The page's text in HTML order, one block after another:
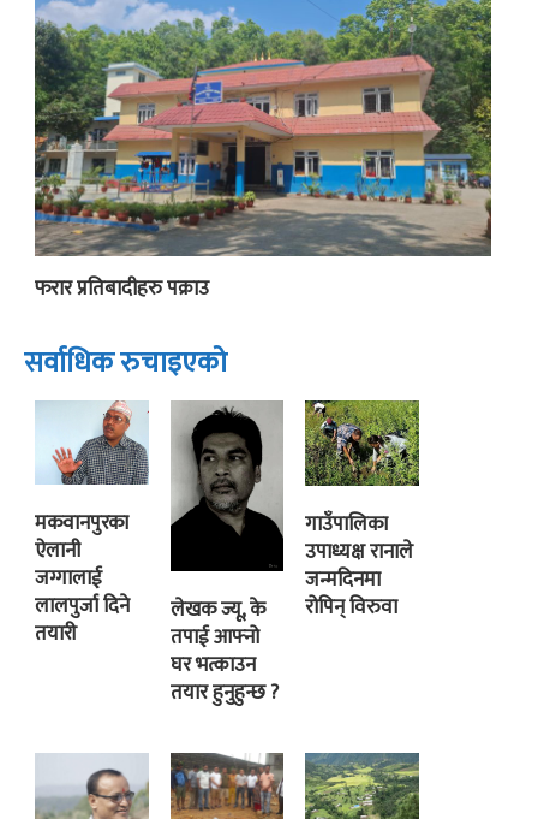
फरार प्रतिबादीहरु पक्राउ
सर्वाधिक रुचाइएको
मकवानपुरका
ऐलानी
जग्गालाई
लालपुर्जा दिने
तयारी
लेखक ज्यू, के
तपाई आफ्नो
घर भत्काउन
तयार हुनुहुन्छ ?
गाउँपालिका
उपाध्यक्ष रानाले
जन्मदिनमा
रोपिन् विरुवा